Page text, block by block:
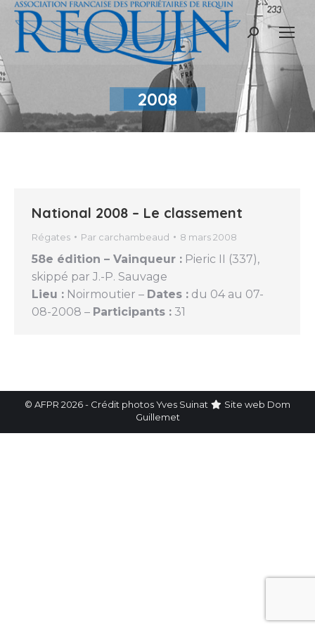
Recherche
2008
National 2008 – Le classement
Régates Par carchambeaud 8 mars 2008
58e édition – Vainqueur : Pieric II (337),
skippé par J.-P. Sauvage
Lieu : Noirmoutier – Dates : du 04 au 07-
08-2008 – Participants : 31
© AFPR 2026 - Crédit photos Yves Suinat Site web Dom
Guillemet